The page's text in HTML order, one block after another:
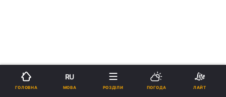
ГОЛОВНА
RU
МОВА РОЗДІЛИ ПОГОДА ЛАЙТ